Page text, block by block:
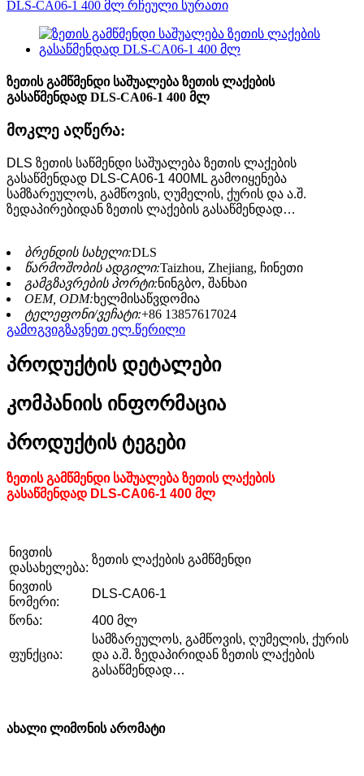
ზეთის გამწმენდი საშუალება ზეთის ლაქების
გასაწმენდად DLS-CA06-1 400 მლ
მოკლე აღწერა:
DLS ზეთის საწმენდი საშუალება ზეთის ლაქების
გასაწმენდად DLS-CA06-1 400ML გამოიყენება
სამზარეულოს, გამწოვის, ღუმელის, ქურის და ა.შ.
ზედაპირებიდან ზეთის ლაქების გასაწმენდად…
ბრენდის სახელი:DLS
წარმოშობის ადგილი:Taizhou, Zhejiang, ჩინეთი
გამგზავრების პორტი:ნინგბო, შანხაი
OEM, ODM:ხელმისაწვდომია
ტელეფონი/ვეჩატი:+86 13857617024
გამოგვიგზავნეთ ელ.წერილი
პროდუქტის დეტალები
კომპანიის ინფორმაცია
პროდუქტის ტეგები
ზეთის გამწმენდი საშუალება ზეთის ლაქების
გასაწმენდად DLS-CA06-1 400 მლ
ნივთის
დასახელება:
ზეთის ლაქების გამწმენდი
ნივთის
ნომერი:
DLS-CA06-1
წონა:
400 მლ
ფუნქცია:
სამზარეულოს, გამწოვის, ღუმელის, ქურის
და ა.შ. ზედაპირიდან ზეთის ლაქების
გასაწმენდად…
ახალი ლიმონის არომატი